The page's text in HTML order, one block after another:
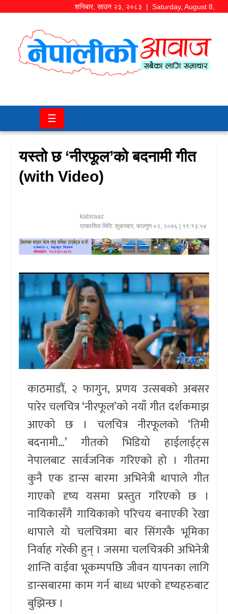
शनिबार, साउन २३, २०८३ | Saturday, August 8,
समाज/
चितवन
मनोरञ्जन
अर्थ/
खेलकुद
प्रवास/
स्वास्थ्य/
अन्तर्वार्ता
☰
यस्तो छ ‘नीरफूल’को बदनामी गीत
(with Video)
kabiraaz
प्रकाशित मिति: शुक्रबार, फाल्गुण ०२, २०७६ | १९:१३:५४
काठमाडौं, २ फागुन, प्रणय उत्सबको अबसर
पारेर चलचित्र ‘नीरफूल’को नयाँ गीत दर्शकमाझ
आएको छ । चलचित्र नीरफूलको ‘तिमी
बदनामी…’ गीतको भिडियो हाईलाईट्स
नेपालबाट सार्वजनिक गरिएको हो । गीतमा
कुनै एक डान्स बारमा अभिनेत्री थापाले गीत
गाएको दृष्य यसमा प्रस्तुत गरिएको छ ।
नायिकासँगै गायिकाको परिचय बनाएकी रेखा
थापाले यो चलचित्रमा बार सिंगरकै भूमिका
निर्वाह गरेकी हुन् । जसमा चलचित्रकी अभिनेत्री
शान्ति वाईवा भूकम्पपछि जीवन यापनका लागि
डान्सबारमा काम गर्न बाध्य भएको दृष्यहरुबाट
बुझिन्छ ।